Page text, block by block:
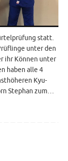
statt.
unter den
ihr Können unter
haben alle 4
Kyu-
Stephan zum…